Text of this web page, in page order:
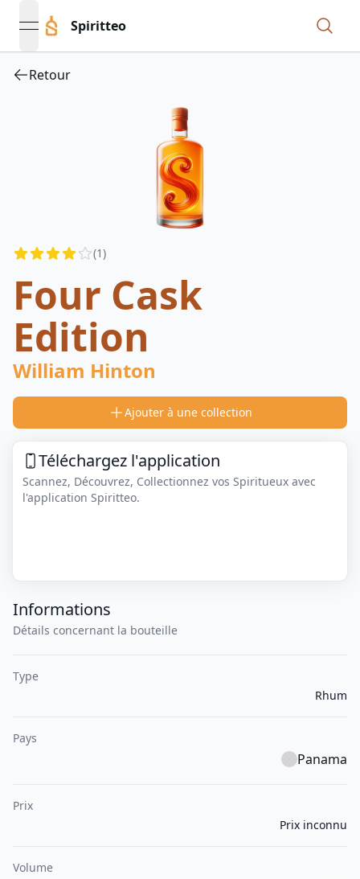
open navigation menu
Spiritteo
Retour
Reviews (1)
Four Cask
Edition
William Hinton
Ajouter à une collection
Téléchargez l'application
Scannez, Découvrez, Collectionnez vos Spiritueux avec
l'application Spiritteo.
Informations
Détails concernant la bouteille
Type
Rhum
Pays
Panama
Prix
Prix inconnu
Volume